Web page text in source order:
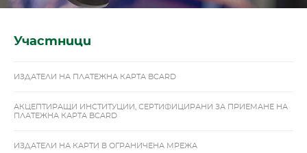
Участници
ИЗДАТЕЛИ НА ПЛАТЕЖНА КАРТА BCARD
АКЦЕПТИРАЩИ ИНСТИТУЦИИ, СЕРТИФИЦИРАНИ ЗА ПРИЕМАНЕ НА
ПЛАТЕЖНА КАРТА BCARD
ИЗДАТЕЛИ НА КАРТИ В ОГРАНИЧЕНА МРЕЖА